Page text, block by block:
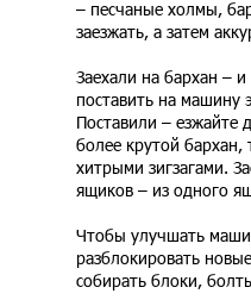
– песчаные холмы,
заезжать, а затем
Заехали на бархан –
поставить на машину
Поставили – езжайте
более крутой бархан,
хитрыми зигзагами.
ящиков – из одного
Чтобы улучшать
разблокировать
собирать блоки,